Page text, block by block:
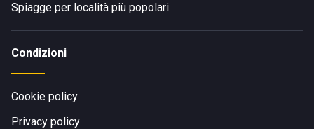
Spiagge per località più popolari
Condizioni
Cookie policy
Privacy policy